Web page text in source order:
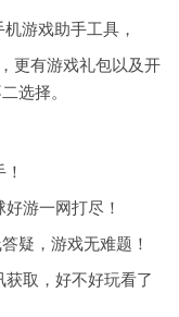
游戏助手工具，
更有游戏礼包以及开
选择。
游一网打尽！
疑，游戏无难题！
取，好不好玩看了